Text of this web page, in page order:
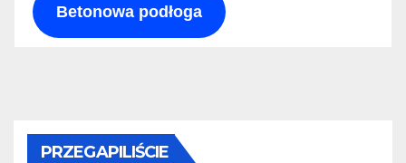
Betonowa podłoga
PRZEGAPILIŚCIE